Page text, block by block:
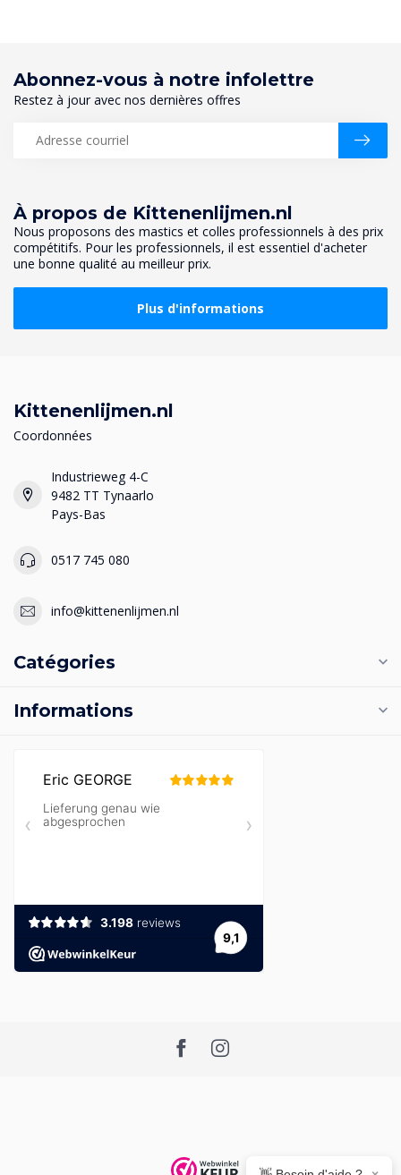
À propos de Kittenenlijmen.nl
Nous proposons des mastics et colles professionnels à des prix
compétitifs. Pour les professionnels, il est essentiel d'acheter
une bonne qualité au meilleur prix.
Plus d'informations
Abonnez-vous à notre infolettre
Restez à jour avec nos dernières offres
Kittenenlijmen.nl
Coordonnées
Industrieweg 4-C
9482 TT Tynaarlo
Pays-Bas
0517 745 080
info@kittenenlijmen.nl
Catégories
Informations